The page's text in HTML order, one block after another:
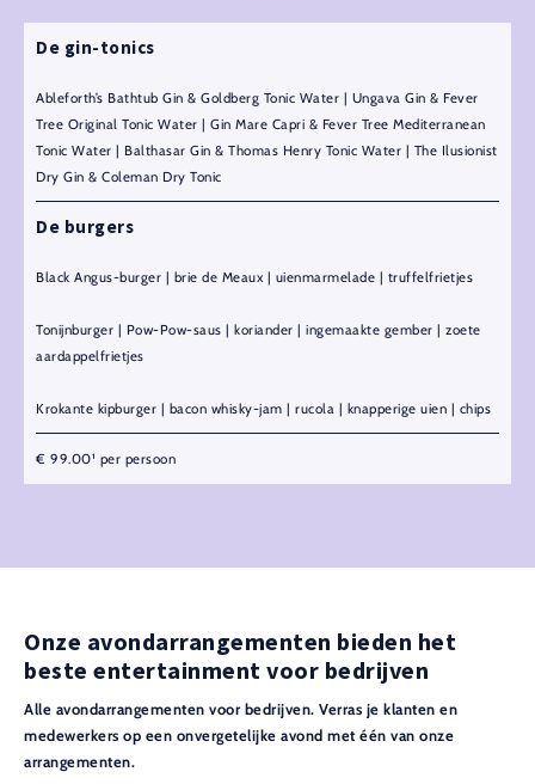
De gin-tonics
Ableforth’s Bathtub Gin & Goldberg Tonic Water | Ungava Gin & Fever
Tree Original Tonic Water | Gin Mare Capri & Fever Tree Mediterranean
Tonic Water | Balthasar Gin & Thomas Henry Tonic Water | The Ilusionist
Dry Gin & Coleman Dry Tonic
De burgers
Black Angus-burger | brie de Meaux | uienmarmelade | truffelfrietjes
Tonijnburger | Pow-Pow-saus | koriander | ingemaakte gember | zoete
aardappelfrietjes
Krokante kipburger | bacon whisky-jam | rucola | knapperige uien | chips
€ 99.00¹ per persoon
Onze avondarrangementen bieden het
beste entertainment voor bedrijven
Alle avondarrangementen voor bedrijven. Verras je klanten en
medewerkers op een onvergetelijke avond met één van onze
arrangementen.